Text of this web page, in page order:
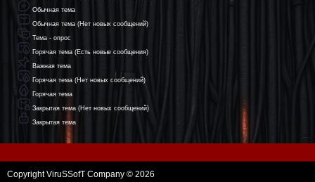
Обычная тема
Обычная тема (Нет новых сообщений)
Тема - опрос
Горячая тема (Есть новые сообщения)
Важная тема
Горячая тема (Нет новых сообщений)
Горячая тема
Закрытая тема (Нет новых сообщений)
Закрытая тема
Copyright ViruSSofT Company © 2026